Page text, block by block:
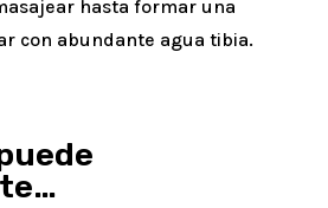
hasta formar una
con abundante agua tibia.